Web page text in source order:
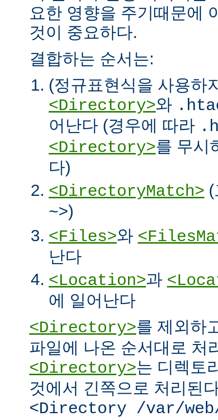
요한 영향을 주기때문에
것이 중요하다.
결합하는 순서는:
(정규표현식을 사용하
<Directory>와
어난다 (경우에 따라
<Directory>를 무시
다)
<DirectoryMatch>
~>)
<Files>와
난다
<Location>과
에 일어난다
<Directory>를 제외하
파일에 나온 순서대로 처
<Directory>는 디렉토
것에서 긴쪽으로 처리된
<Directory /var/